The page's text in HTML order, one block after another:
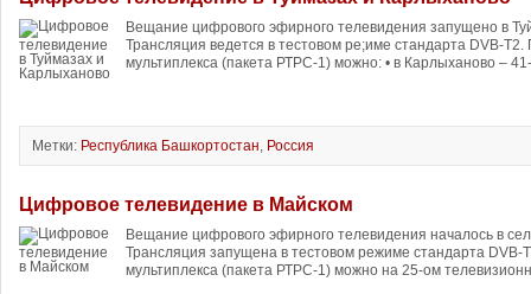
Вещание цифрового эфирного телевидения запущено в
Трансляция ведется в тестовом ре;име стандарта DVB-T2.
мультиплекса (пакета РТРС-1) можно: • в Карлыханово –
Метки: Республика Башкортостан, Россия
Цифровое телевидение в Майском
Вещание цифрового эфирного телевидения началось в
Трансляция запущена в тестовом режиме стандарта DVB-
мультиплекса (пакета РТРС-1) можно на 25-ом